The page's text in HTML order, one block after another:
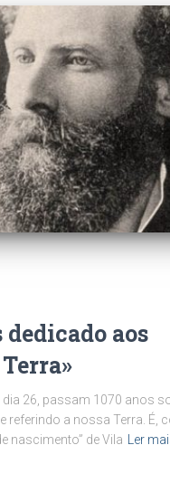
aos
26, passam 1070 anos
a nossa Terra. É,
nascimento” de Vila Ler